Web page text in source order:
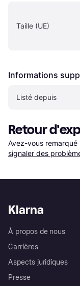
Taille (UE)
Informations
Listé depuis
Retour
Avez-vous
signaler des
Klarna
À propos de nous
Carrières
Aspects juridiques
Presse